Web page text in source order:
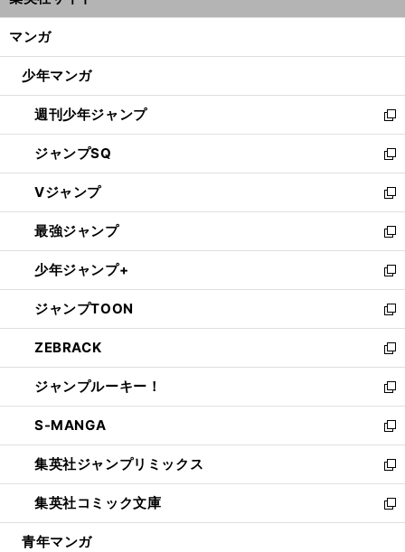
ン
ウ
開
く
マンガ
少年マンガ
週刊少年ジャンプ
新
し
い
ウ
ィ
ン
ド
ウ
で
開
く
ジャンプSQ
新
し
い
ウ
ィ
ン
ド
ウ
で
開
く
Vジャンプ
新
し
い
ウ
ィ
ン
ド
ウ
で
開
く
最強ジャンプ
新
し
い
ウ
ィ
ン
ド
ウ
で
開
く
少年ジャンプ+
新
し
い
ウ
ィ
ン
ド
ウ
で
開
く
ジャンプTOON
新
し
い
ウ
ィ
ン
ド
ウ
で
開
く
ZEBRACK
新
し
い
ウ
ィ
ン
ド
ウ
で
開
ジャンプルーキー！
新
し
い
ウ
ィ
ン
ド
ウ
S-MANGA
新
し
い
ウ
ィ
ン
集英社ジャンプリミックス
新
し
い
ウ
集英社コミック文庫
新
し
青年マンガ